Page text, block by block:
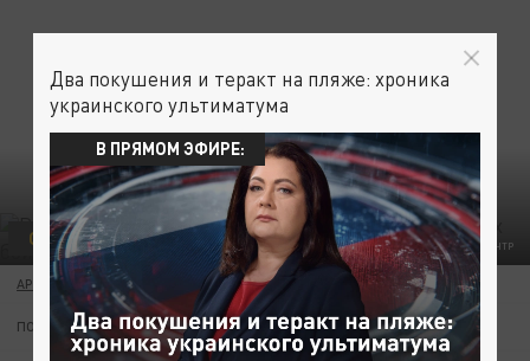
ФОТО: ЛУГАНСКИЙ ИНФОРМАЦИОННЫЙ ЦЕНТР
ОБЩЕСТВО НАШИ ГЕРОИ
АРТЁМ САЗОНОВ 07 ИЮЛЯ 05:44
ПОДПИШИТЕСЬ:
Два покушения и теракт на пляже: хроника
украинского ультиматума
В ПРЯМОМ ЭФИРЕ: